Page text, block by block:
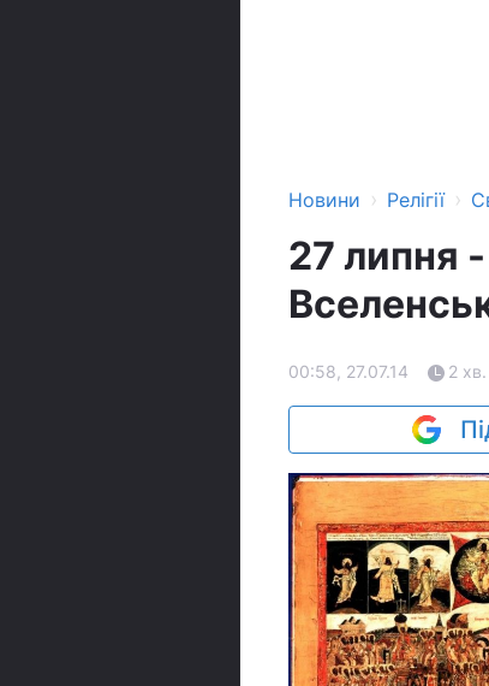
Новини › Релігії ›
27 липня
00:58, 27.07.14 2 хв.